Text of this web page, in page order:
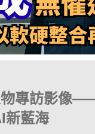
專訪影像
新藍海